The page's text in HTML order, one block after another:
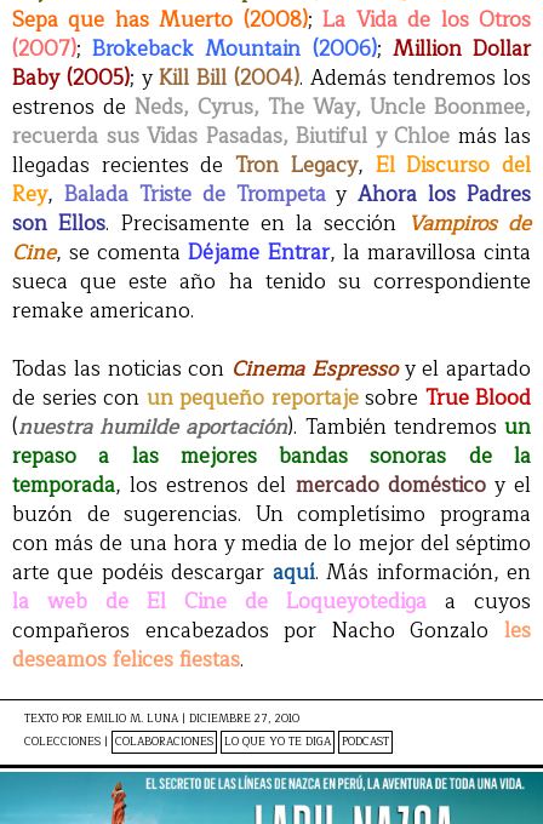
Sepa que has Muerto (2008);La Vida de los Otros
(2007);Brokeback Mountain (2006); Million Dollar
Baby (2005); yKill Bill (2004). Además tendremos los
estrenos de Neds, Cyrus, The Way, Uncle Boonmee,
recuerda sus Vidas Pasadas, Biutiful y Chloe más las
llegadas recientes deTron Legacy, El Discurso del
Rey, Balada Triste de TrompetayAhora los Padres
son Ellos. Precisamente en la sección Vampiros de
Cine, se comentaDéjame Entrar, la maravillosa cinta
sueca que este año ha tenido su correspondiente
remake americano.
Todas las noticias con Cinema Espressoy el apartado
de series con un pequeño reportajesobre True Blood
(nuestra humilde aportación). También tendremosun
repaso a las mejores bandas sonoras de la
temporada, los estrenos del mercado domésticoy el
buzón de sugerencias. Un completísimo programa
con más de una hora y media de lo mejor del séptimo
arte que podéis descargar aquí. Más información, en
la web de El Cine de Loqueyotediga a cuyos
compañeros encabezados por Nacho Gonzalo les
deseamos felices fiestas.
TEXTO POR EMILIO M. LUNA | DICIEMBRE 27, 2010
COLECCIONES | COLABORACIONES LO QUE YO TE DIGA PODCAST